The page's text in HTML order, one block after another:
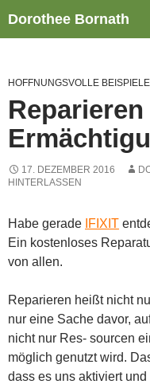
Inhalt
Dorothee Bornath
HOFFNUNGSVOLLE BEISPIELE
17. DEZEMBER 2016
HINTERLASSEN
Habe gerade IFIXIT
Ein kostenloses
von allen.
Reparieren heißt nicht
nur eine Sache davor,
nicht nur Res- sourcen
möglich genutzt wird.
dass es uns aktiviert